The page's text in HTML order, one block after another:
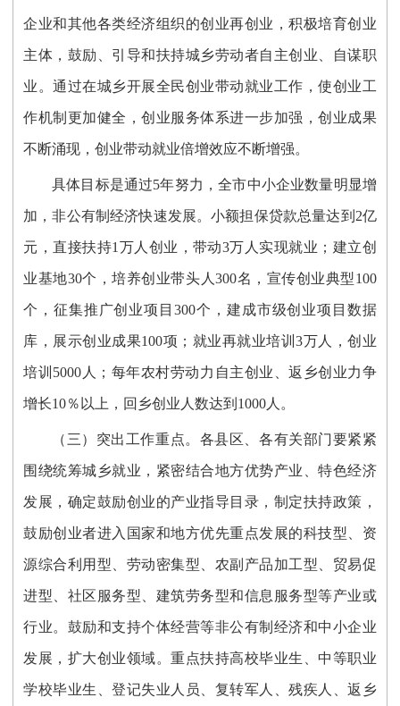
企业和其他各类经济组织的创业再创业，积极培育创业
主体，鼓励、引导和扶持城乡劳动者自主创业、自谋职
业。通过在城乡开展全民创业带动就业工作，使创业工
作机制更加健全，创业服务体系进一步加强，创业成果
不断涌现，创业带动就业倍增效应不断增强。
具体目标是通过5年努力，全市中小企业数量明显增
加，非公有制经济快速发展。小额担保贷款总量达到2亿
元，直接扶持1万人创业，带动3万人实现就业；建立创
业基地30个，培养创业带头人300名，宣传创业典型100
个，征集推广创业项目300个，建成市级创业项目数据
库，展示创业成果100项；就业再就业培训3万人，创业
培训5000人；每年农村劳动力自主创业、返乡创业力争
增长10％以上，回乡创业人数达到1000人。
（三）突出工作重点。各县区、各有关部门要紧紧
围绕统筹城乡就业，紧密结合地方优势产业、特色经济
发展，确定鼓励创业的产业指导目录，制定扶持政策，
鼓励创业者进入国家和地方优先重点发展的科技型、资
源综合利用型、劳动密集型、农副产品加工型、贸易促
进型、社区服务型、建筑劳务型和信息服务型等产业或
行业。鼓励和支持个体经营等非公有制经济和中小企业
发展，扩大创业领域。重点扶持高校毕业生、中等职业
学校毕业生、登记失业人员、复转军人、残疾人、返乡